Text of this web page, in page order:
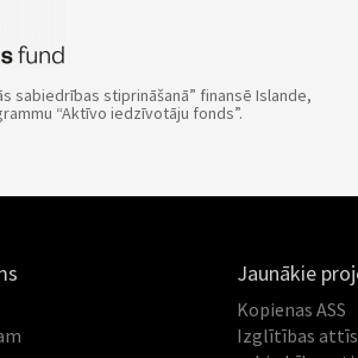
sabiedrības stiprināšanā” finansē Islande,
“Aktīvo iedzīvotāju fonds”.
Jaunākie
Kopienas ASS
Izglītības